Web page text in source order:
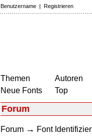
Benutzername | Registrieren
Themen
Neue Fonts
Autoren
Top
Forum
Forum → Font